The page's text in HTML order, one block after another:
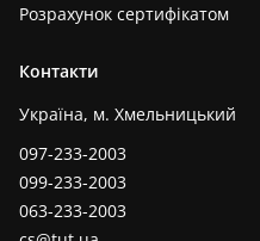
Розрахунок сертифікатом
Контакти
Україна, м. Хмельницький
097-233-2003
099-233-2003
063-233-2003